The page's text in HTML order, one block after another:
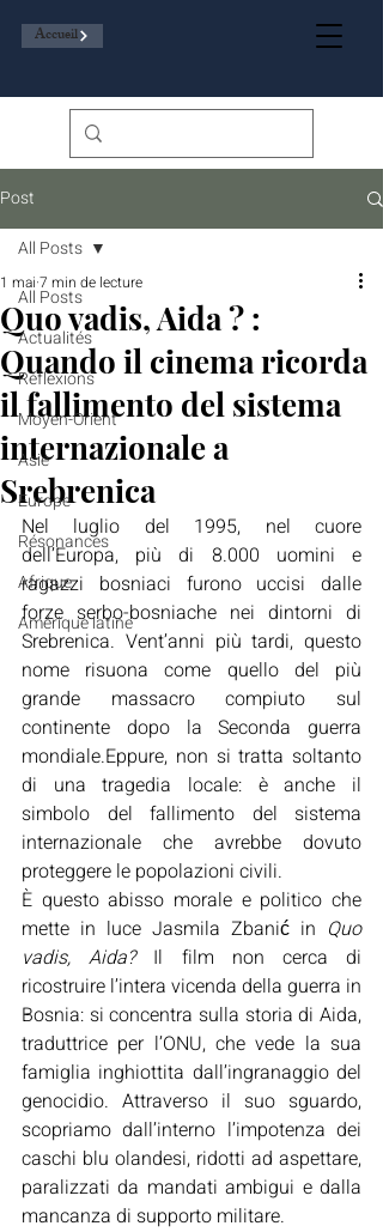
Accueil
Post
All Posts
Actualités
Réflexions
Moyen-Orient
Asie
Europe
Résonances
Afrique
Amérique latine
All Posts
Quo vadis, Aida ? :
Quando il cinema ricorda
il fallimento del sistema
internazionale a
Srebrenica
1 mai 7 min de lecture
Nel luglio del 1995, nel cuore
dell’Europa, più di 8.000 uomini e
ragazzi bosniaci furono uccisi dalle
forze serbo-bosniache nei dintorni di
Srebrenica. Vent’anni più tardi, questo
nome risuona come quello del più
grande massacro compiuto sul
continente dopo la Seconda guerra
mondiale.Eppure, non si tratta soltanto
di una tragedia locale: è anche il
simbolo del fallimento del sistema
internazionale che avrebbe dovuto
proteggere le popolazioni civili.
È questo abisso morale e politico che
mette in luce Jasmila Zbanić in Quo
vadis, Aida? Il film non cerca di
ricostruire l’intera vicenda della guerra in
Bosnia: si concentra sulla storia di Aida,
traduttrice per l’ONU, che vede la sua
famiglia inghiottita dall’ingranaggio del
genocidio. Attraverso il suo sguardo,
scopriamo dall’interno l’impotenza dei
caschi blu olandesi, ridotti ad aspettare,
paralizzati da mandati ambigui e dalla
mancanza di supporto militare.